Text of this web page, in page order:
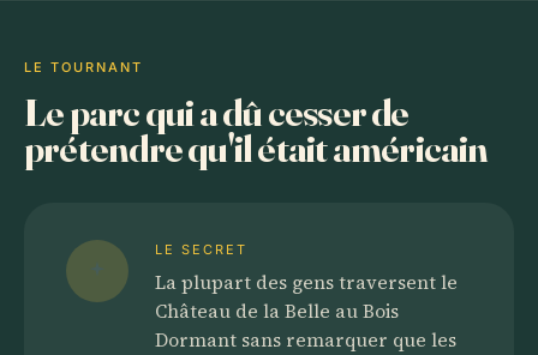
LE TOURNANT
Le parc qui a dû cesser de
prétendre qu'il était américain
LE SECRET
La plupart des gens traversent le
Château de la Belle au Bois
Dormant sans remarquer que les